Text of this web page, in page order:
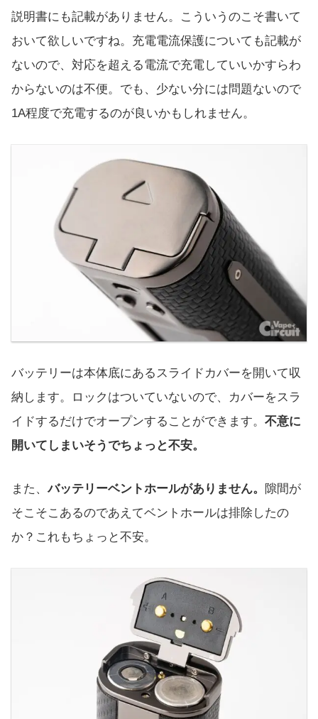
説明書にも記載がありません。こういうのこそ書いて
おいて欲しいですね。充電電流保護についても記載が
ないので、対応を超える電流で充電していいかすらわ
からないのは不便。でも、少ない分には問題ないので
1A程度で充電するのが良いかもしれません。
バッテリーは本体底にあるスライドカバーを開いて収
納します。ロックはついていないので、カバーをスラ
イドするだけでオープンすることができます。 不意に
開いてしまいそうでちょっと不安。
また、バッテリーベントホールがありません。
隙間が
そこそこあるのであえてベントホールは排除したの
か？これもちょっと不安。